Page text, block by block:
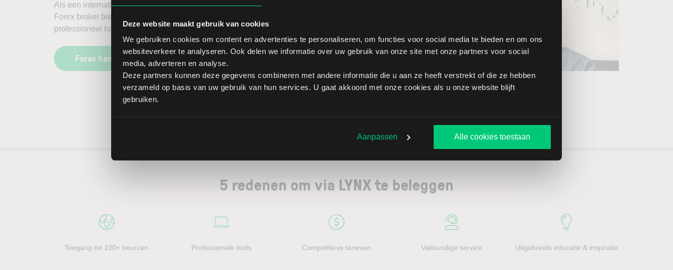
Deze website maakt gebruik van cookies
We gebruiken cookies om content en advertenties te personaliseren, om functies voor social media te bieden en om ons
websiteverkeer te analyseren. Ook delen we informatie over uw gebruik van onze site met onze partners voor social
media, adverteren en analyse.
Deze partners kunnen deze gegevens combineren met andere informatie die u aan ze heeft verstrekt of die ze hebben
verzameld op basis van uw gebruik van hun services. U gaat akkoord met onze cookies als u onze website blijft
gebruiken.
Aanpassen Alle cookies toestaan
Als een internationaal gepositioneerde en gerenommeerde
Forex broker biedt LYNX u de beste voorwaarden voor het
professioneel handelen van valuta.
Forex handelen via LYNX
5 redenen om via LYNX te beleggen
Toegang tot 100+ beurzen Professionele tools Competitieve tarieven Vakkundige service Uitgebreide educatie & inspiratie